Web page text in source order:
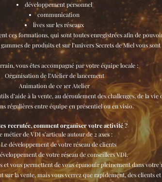
développement personnel
communication
lives sur les réseaux
ces formations, qui sont toutes enregistrées afin de
de produits et sur l’univers Secrets de Miel vous
vous êtes accompagné par votre équipe locale :
Organisation de l’Atelier de lancement
Animation de ce 1er Atelier
d’aide à la vente, au déroulement des challenges, de la vie
régulières entre équipe en présentiel ou en visio.
recrutée, comment organiser votre activité ?
métier de VDI s’articule autour de 2 axes :
Le développement de votre réseau de clients
de votre réseau de conseillers VDI.
et vous permettent de vous épanouir pleinement dans votre
la vente, mais vous verrez que rapidement, des clients